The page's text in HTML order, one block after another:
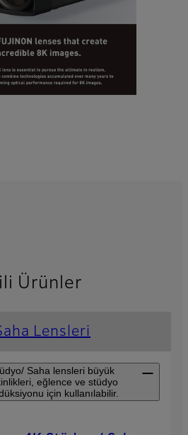
Ürünler
Lensleri
Saha lensleri büyük
eğlence ve stüdyo
için kullanılabilir.